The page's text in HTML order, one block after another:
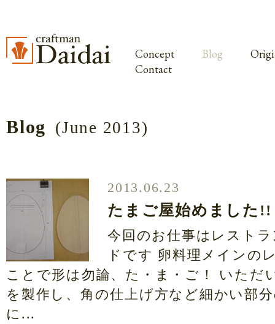
Concept Blog
Contact
Blog (June 2013)
2013.06.23
たまご屋始めました!!
今回のお仕事はレスト
ドです 卵料理メインの
ことで形は勿論、た・ま・ご！ いただ
を製作し、角の仕上げ方など細かい部
に...